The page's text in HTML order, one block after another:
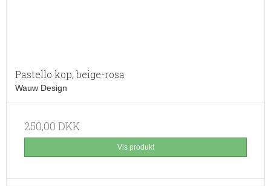
Pastello kop, beige-rosa
Wauw Design
250,00 DKK
Vis produkt